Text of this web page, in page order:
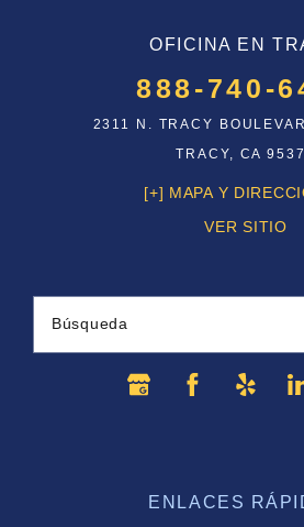
OFICINA EN
888-740-
2311 N. TRACY
TRACY, CA
[+] MAPA Y
VER SITIO
Búsqueda
ENLACES